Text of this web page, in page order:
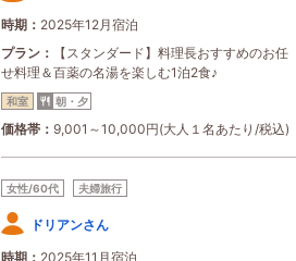
時期
2025年12月宿泊
プラン
【スタンダード】料理長おすすめのお任
せ料理＆百薬の名湯を楽しむ1泊2食♪
和室 朝・夕
価格帯 9,001～10,000円(大人１名あたり/税込)
女性/60代 夫婦旅行
ドリアンさん
時期
2025年11月宿泊